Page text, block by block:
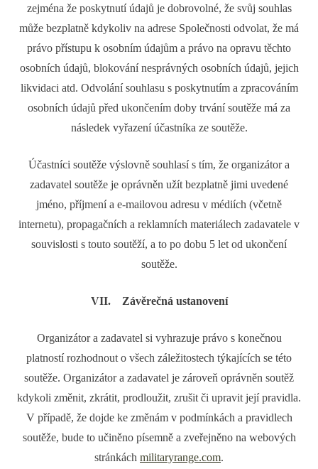
zejména že poskytnutí údajů je dobrovolné, že svůj souhlas
může bezplatně kdykoliv na adrese Společnosti odvolat, že má
právo přístupu k osobním údajům a právo na opravu těchto
osobních údajů, blokování nesprávných osobních údajů, jejich
likvidaci atd. Odvolání souhlasu s poskytnutím a zpracováním
osobních údajů před ukončením doby trvání soutěže má za
následek vyřazení účastníka ze soutěže.
Účastníci soutěže výslovně souhlasí s tím, že organizátor a
zadavatel soutěže je oprávněn užít bezplatně jimi uvedené
jméno, příjmení a e-mailovou adresu v médiích (včetně
internetu), propagačních a reklamních materiálech zadavatele v
souvislosti s touto soutěží, a to po dobu 5 let od ukončení
soutěže.
VII. Závěrečná ustanovení
Organizátor a zadavatel si vyhrazuje právo s konečnou
platností rozhodnout o všech záležitostech týkajících se této
soutěže. Organizátor a zadavatel je zároveň oprávněn soutěž
kdykoli změnit, zkrátit, prodloužit, zrušit či upravit její pravidla.
V případě, že dojde ke změnám v podmínkách a pravidlech
soutěže, bude to učiněno písemně a zveřejněno na webových
stránkách militaryrange.com.